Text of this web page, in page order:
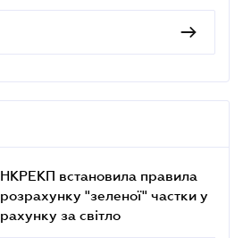
НКРЕКП встановила правила
розрахунку "зеленої" частки у
рахунку за світло